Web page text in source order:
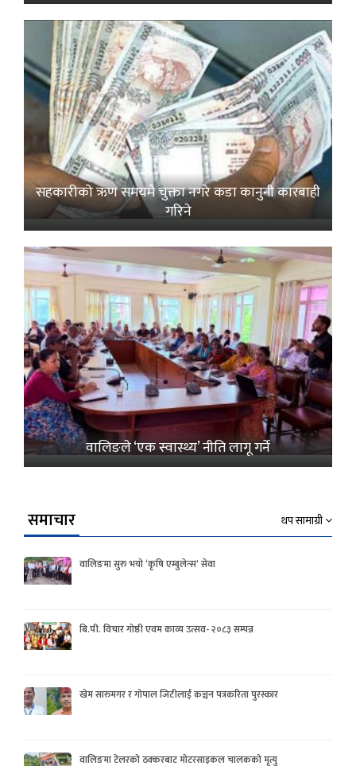
सहकारीको ऋण समयमै चुक्ता नगरे कडा कानुनी कारबाही
गरिने
वालिङले ‘एक स्वास्थ्य’ नीति लागू गर्ने
समाचार थप सामाग्री
वालिङमा सुरु भयो ‘कृषि एम्बुलेन्स’ सेवा
बि.पी. विचार गोष्ठी एवम काव्य उत्सव- २०८३ सम्पन्न
खेम सारुमगर र गोपाल जिटीलाई कञ्चन पत्रकरिता पुरस्कार
वालिङमा टेलरको ठक्करबाट मोटरसाइकल चालकको मृत्यु